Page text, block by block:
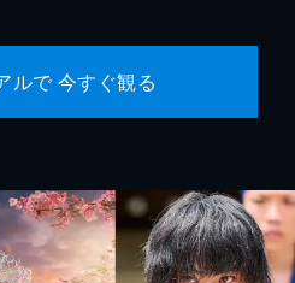
ルで 今すぐ観る